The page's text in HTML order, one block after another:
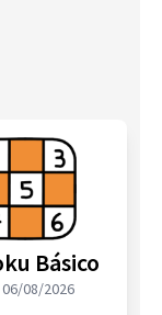
Básico
08/2026